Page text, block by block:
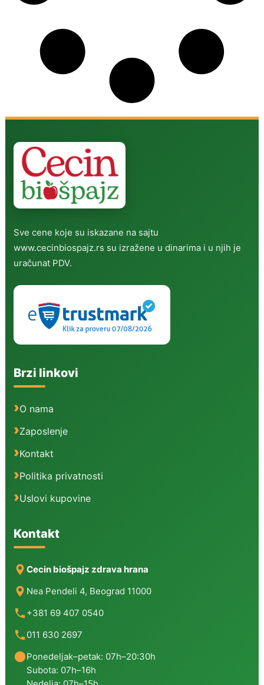
Sve cene koje su iskazane na sajtu
www.cecinbiospajz.rs su izražene u dinarima i u njih je
uračunat PDV.
Brzi linkovi
O nama
Zaposlenje
Kontakt
Politika privatnosti
Uslovi kupovine
Kontakt
Cecin biošpajz zdrava hrana
Nea Pendeli 4, Beograd 11000
+381 69 407 0540
011 630 2697
Ponedeljak–petak: 07h–20:30h
Subota: 07h–16h